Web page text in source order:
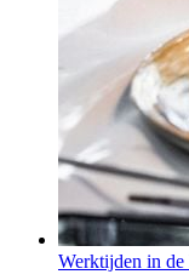
Werktijden in de